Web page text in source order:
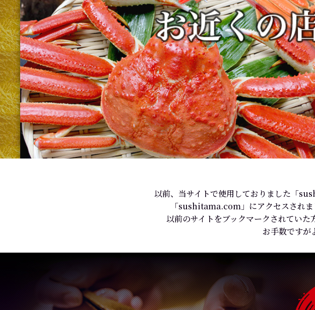
以前、当サイトで使用しておりました「
「sushitama.com」にアクセスされま
以前のサイトをブックマークされていた
お手数ですが